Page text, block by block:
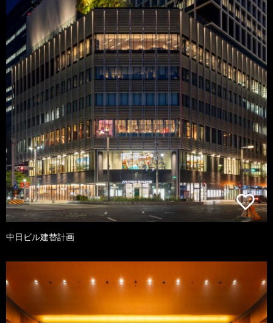
中日ビル建替計画